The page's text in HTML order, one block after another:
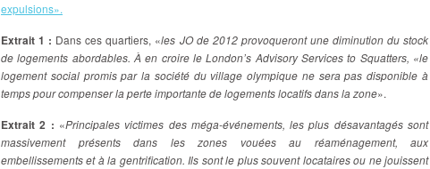
expulsions».
Extrait 1 : Dans ces quartiers, «les JO de 2012 provoqueront une diminution du stock
de logements abordables. À en croire le London’s Advisory Services to Squatters, «le
logement social promis par la société du village olympique ne sera pas disponible à
temps pour compenser la perte importante de logements locatifs dans la zone».
Extrait 2 : «Principales victimes des méga-événements, les plus désavantagés sont
massivement présents dans les zones vouées au réaménagement, aux
embellissements et à la gentrification. Ils sont le plus souvent locataires ou ne jouissent